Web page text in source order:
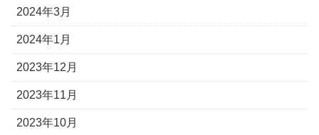
2024年3月
2024年1月
2023年12月
2023年11月
2023年10月